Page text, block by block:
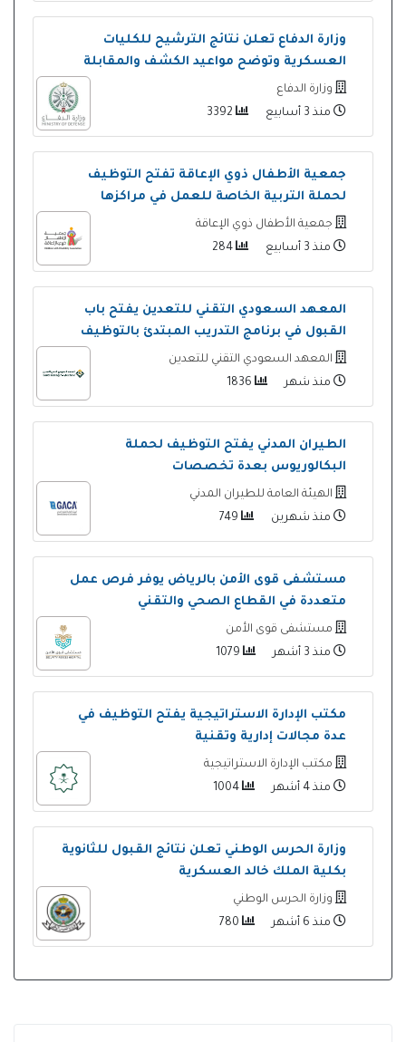
وزارة الدفاع تعلن نتائج الترشيح للكليات
العسكرية وتوضح مواعيد الكشف والمقابلة
وزارة الدفاع
منذ 3 أسابيع
جمعية الأطفال ذوي الإعاقة تفتح التوظيف
لحملة التربية الخاصة للعمل في مراكزها
جمعية الأطفال ذوي الإعاقة
منذ 3 أسابيع
المعهد السعودي التقني للتعدين يفتح باب
القبول في برنامج التدريب المبتدئ بالتوظيف
المعهد السعودي التقني للتعدين
منذ شهر
الطيران المدني يفتح التوظيف لحملة
البكالوريوس بعدة تخصصات
الهيئة العامة للطيران المدني
منذ شهرين
مستشفى قوى الأمن بالرياض يوفر فرص عمل
متعددة في القطاع الصحي والتقني
مستشفى قوى الأمن
منذ 3 أشهر
مكتب الإدارة الاستراتيجية يفتح التوظيف في
عدة مجالات إدارية وتقنية
مكتب الإدارة الاستراتيجية
منذ 4 أشهر
وزارة الحرس الوطني تعلن نتائج القبول للثانوية
بكلية الملك خالد العسكرية
وزارة الحرس الوطني
منذ 6 أشهر